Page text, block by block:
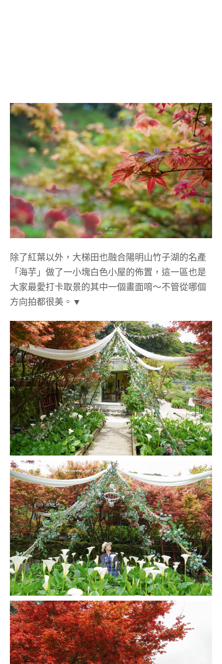
除了紅葉以外，大梯田也融合陽明山竹子湖的名產
「海芋」做了一小塊白色小屋的佈置，這一區也是
大家最愛打卡取景的其中一個畫面唷～不管從哪個
方向拍都很美。▼